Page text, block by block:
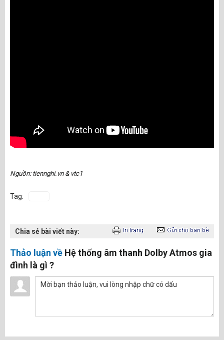
Nguồn: tiennghi.vn & vtc1
Tag:
Chia sẻ bài viết này:
Thảo luận về Hệ thống âm thanh Dolby Atmos gia
đình là gì ?